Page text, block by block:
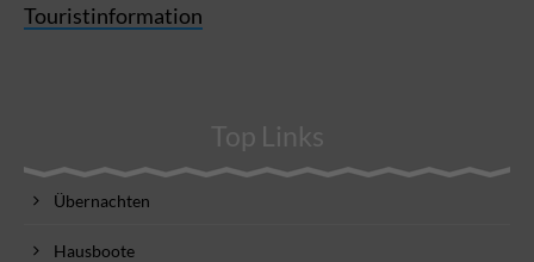
Touristinformation
Top Links
Übernachten
Hausboote